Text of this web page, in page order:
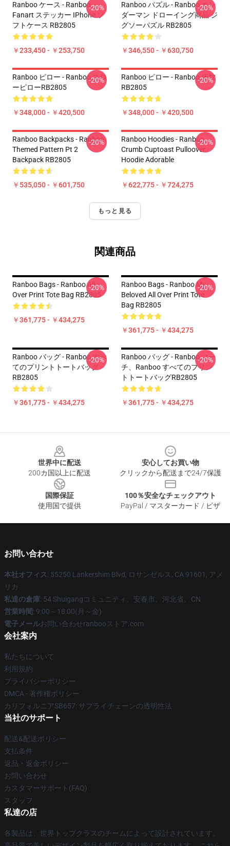
Ranboo ケース - Ranboo
Fanart ステッカー IPhone ソ
フトケース RB2805
￥233,450 - ￥253,750
-20%
Ranboo パズル - Ranboo エン
ダーマン ドローイング商品 ジ
グソーパズル RB2805
￥346,550 - ￥630,750
-20%
Ranboo ピロー - Ranboo スロ
ーピローRB2805
￥348,000 - ￥420,500
-20%
Ranboo ピロー - Ranboo 床枕
RB2805
￥348,000 - ￥420,500
-20%
Ranboo Backpacks - Ranboo
Themed Pattern Pt 2
Backpack RB2805
￥535,050 - ￥601,750
-20%
Ranboo Hoodies - Ranboo
Crumb Cuptoast Pulloover
Hoodie Adorable
￥622,775 - ￥724,275
-20%
もっと見る
関連商品
Ranboo Bags - Ranboo All
Over Print Tote Bag RB2805
￥361,775 - ￥434,275
-20%
Ranboo Bags - Ranboo My
Beloved All Over Print Tote
Bag RB2805
￥361,775 - ￥434,275
-20%
Ranboo バッグ - Ranboo すべ
てのプリントトートバッグ
RB2805
￥361,775 - ￥434,275
-20%
Ranboo バッグ - Ranboo マー
チ、Ranboo すべてのプリン
トトートバッグRB2805
￥361,775 - ￥434,275
-20%
世界中に配送
200カ国以上に配送
安心してお買い物
クリックから配送まで24/7保護
国際保証
使用国で提供
100％安全なチェックアウト
PayPal / マスターカード / ビザ
お問い合わせ
本社オフィス: 55250 Lankershim Blvd, ロサンゼルス, CA 91601, アメ
リカ
私達の倉庫: 54 Shuigangコミュニティ、安春市、河北省、CN
営業時間: 9:00～18:00(月～金)
電子メールお問い合わせranbooストア.com
会社案内
私たちについて
利用規約
プライバシーポリシー
DMCA - 著作権ポリシー
カリフォルニアSB657: サプライチェーンの透明性法
当社のサポート
配送&配送ポリシー
支払条件
返品・返金ポリシー
お問い合わせ
カスタマーサポート(FAQ)
スタッフ
私達の店
各製品は、世界トップクラスのチームによって設計されています。